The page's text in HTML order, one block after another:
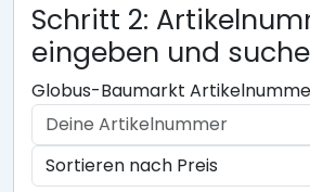
Schritt 2:
eingeben und
Globus-Baumarkt